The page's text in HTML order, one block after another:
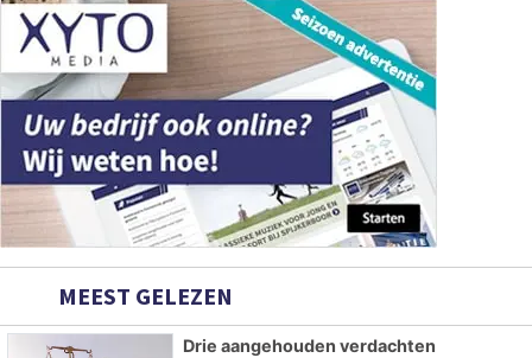
MEEST GELEZEN
Drie aangehouden verdachten